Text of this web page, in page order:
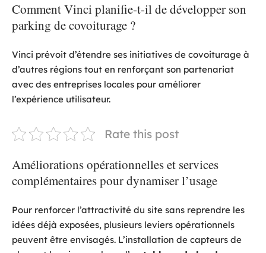
Comment Vinci planifie-t-il de développer son
parking de covoiturage ?
Vinci prévoit d’étendre ses initiatives de covoiturage à
d’autres régions tout en renforçant son partenariat
avec des entreprises locales pour améliorer
l’expérience utilisateur.
Rate this post
Améliorations opérationnelles et services
complémentaires pour dynamiser l’usage
Pour renforcer l’attractivité du site sans reprendre les
idées déjà exposées, plusieurs leviers opérationnels
peuvent être envisagés. L’installation de capteurs de